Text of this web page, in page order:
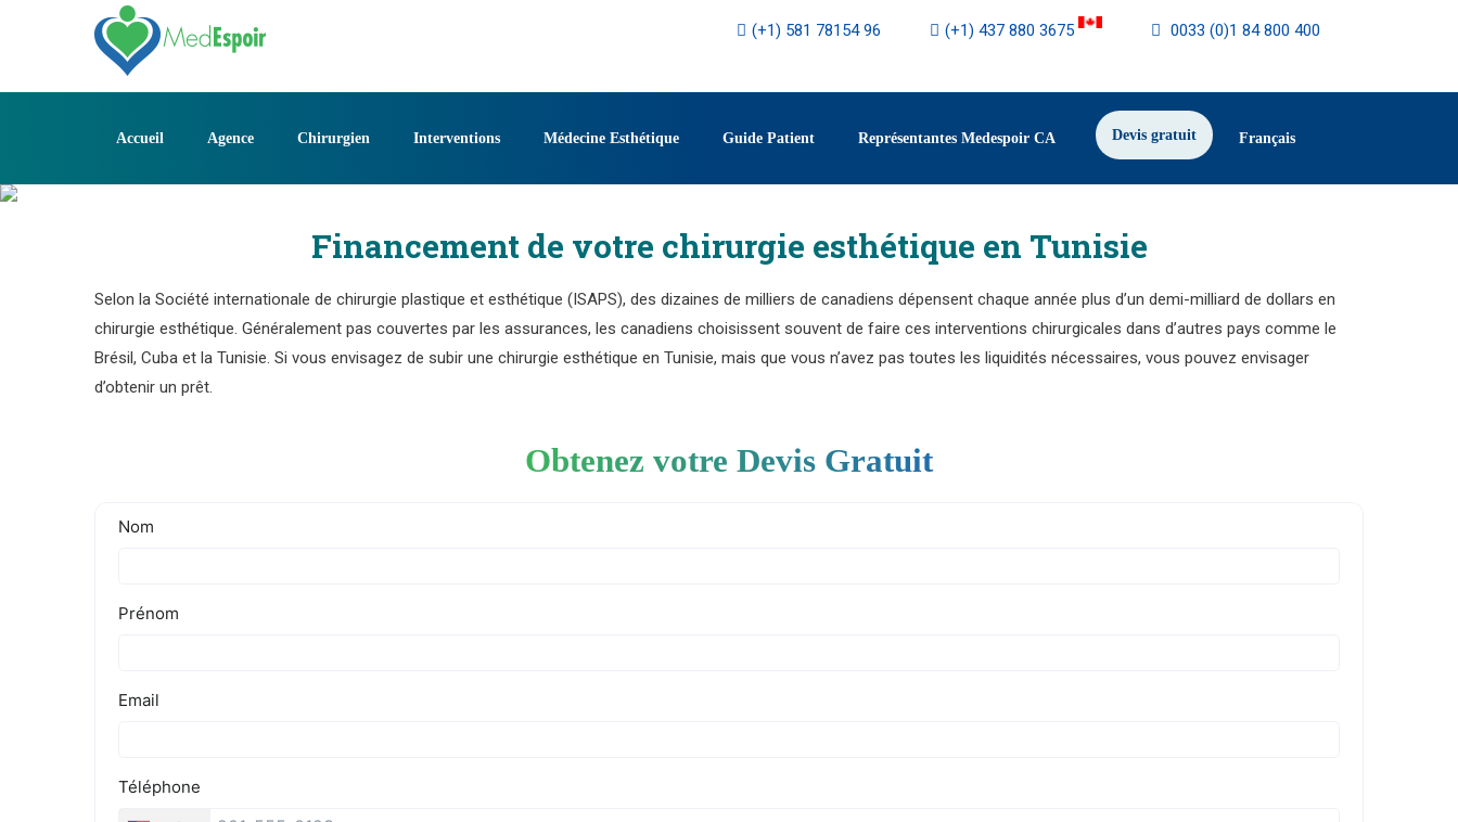
(+1) 581 78154 96 (+1) 437 880 3675 0033 (0)1 84 800 400
Accueil Agence Chirurgien Interventions Médecine Esthétique Guide Patient Représentantes Medespoir CA Devis gratuit Français
Financement de votre chirurgie esthétique en Tunisie
Selon la Société internationale de chirurgie plastique et esthétique (ISAPS), des dizaines de milliers de canadiens dépensent chaque année plus d’un demi-milliard de dollars en
chirurgie esthétique. Généralement pas couvertes par les assurances, les canadiens choisissent souvent de faire ces interventions chirurgicales dans d’autres pays comme le
Brésil, Cuba et la Tunisie. Si vous envisagez de subir une chirurgie esthétique en Tunisie, mais que vous n’avez pas toutes les liquidités nécessaires, vous pouvez envisager
d’obtenir un prêt.
Obtenez votre Devis Gratuit